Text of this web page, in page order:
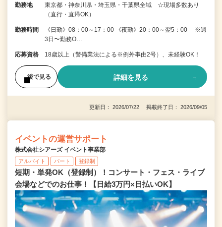
勤務地
東京都・神奈川県・埼玉県・千葉県全域 ☆現場多数あり
（直行・直帰OK）
勤務時間
《日勤》08：00～17：00 《夜勤》20：00～翌5：00 ※週
3日〜勤務O…
応募資格 18歳以上（警備業法による※例外事由2号）、未経験OK！
後で見る 詳細を見る
更新日： 2026/07/22 掲載終了日： 2026/09/05
イベントの運営サポート
株式会社シアーズ イベント事業部
アルバイト パート 登録制
短期・単発OK（登録制）！コンサート・フェス・ライブ
会場などでのお仕事！【日給3万円×日払いOK】